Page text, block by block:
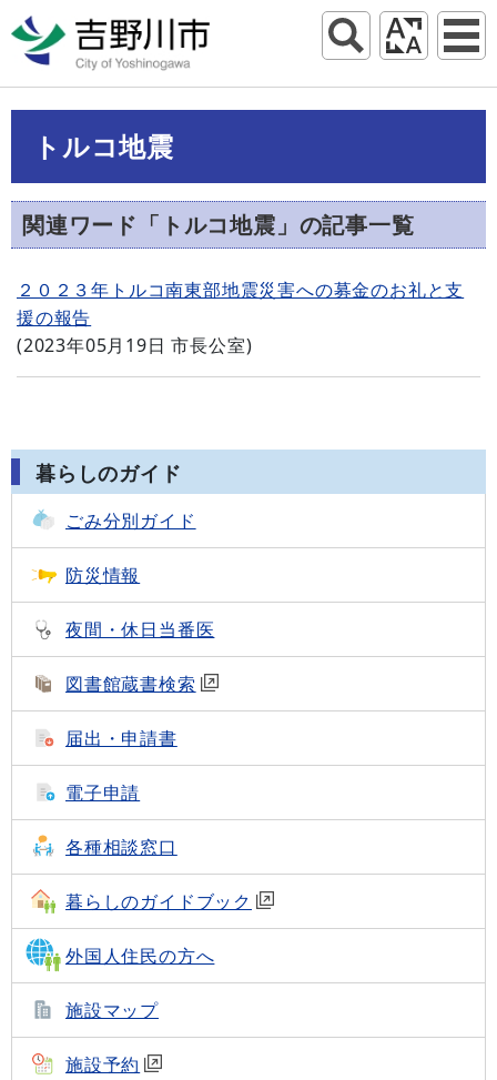
トルコ地震
関連ワード「トルコ地震」の記事一覧
２０２３年トルコ南東部地震災害への募金のお礼と支
援の報告
(2023年05月19日 市長公室)
暮らしのガイド
ごみ分別ガイド
防災情報
夜間・休日当番医
図書館蔵書検索
届出・申請書
電子申請
各種相談窓口
暮らしのガイドブック
外国人住民の方へ
施設マップ
施設予約